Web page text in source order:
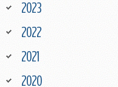
2023
2022
2021
2020